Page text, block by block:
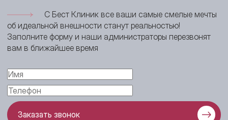
С Бест Клиник все ваши самые смелые мечты
об идеальной внешности станут реальностью!
Заполните форму и наши администраторы перезвонят
вам в ближайшее время
Заказать звонок